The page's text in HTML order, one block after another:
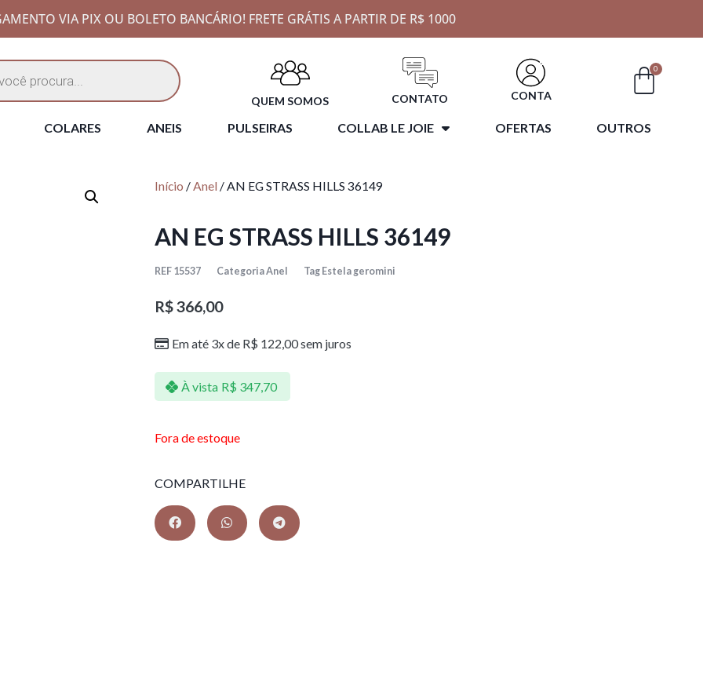
VIA PIX OU BOLETO BANCÁRIO! FRETE GRÁTIS A PARTIR DE R$ 1000
QUEM SOMOS CONTATO CONTA
0
COLARES ANEIS PULSEIRAS COLLAB LE JOIE OFERTAS OUTROS
Início /Anel / AN EG STRASS HILLS 36149
AN EG STRASS HILLS 36149
REF 15537 CategoriaAnel Tag Estela geromini
R$366,00
Em até 3x de R$ 122,00sem juros
À vista R$ 347,70
Fora de estoque
COMPARTILHE